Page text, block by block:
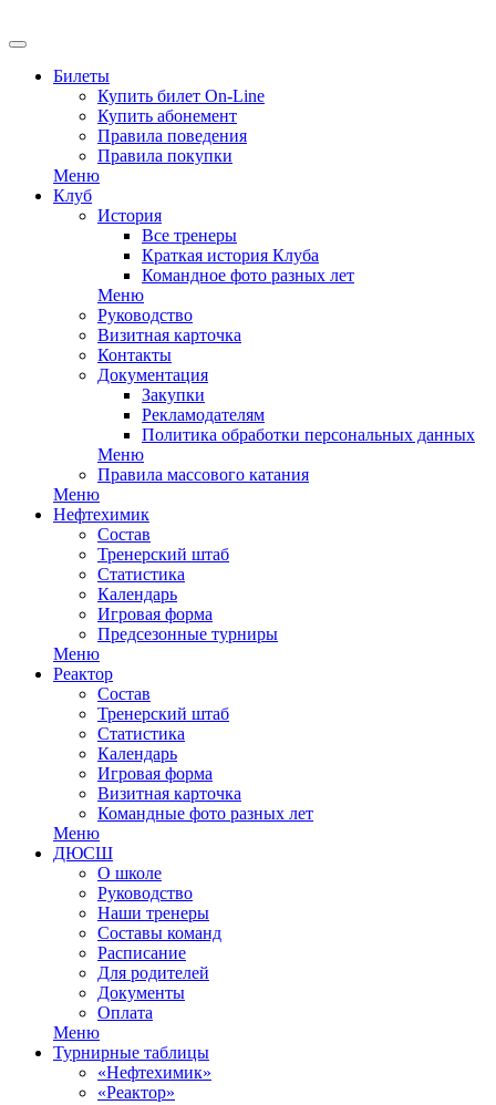
Билеты
Купить билет On-Line
Купить абонемент
Правила поведения
Правила покупки
Меню
Клуб
История
Все тренеры
Краткая история Клуба
Командное фото разных лет
Меню
Руководство
Визитная карточка
Контакты
Документация
Закупки
Рекламодателям
Политика обработки персональных данных
Меню
Правила массового катания
Меню
Нефтехимик
Состав
Тренерский штаб
Статистика
Календарь
Игровая форма
Предсезонные турниры
Меню
Реактор
Состав
Тренерский штаб
Статистика
Календарь
Игровая форма
Визитная карточка
Командные фото разных лет
Меню
ДЮСШ
О школе
Руководство
Наши тренеры
Составы команд
Расписание
Для родителей
Документы
Оплата
Меню
Турнирные таблицы
«Нефтехимик»
«Реактор»